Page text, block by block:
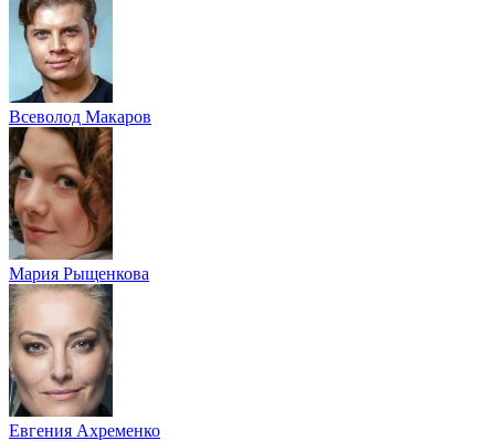
Всеволод Макаров
Мария Рыщенкова
Евгения Ахременко